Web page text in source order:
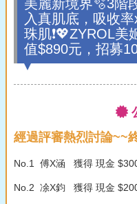
美麗新境界🫧3階
入真肌底，吸收
珠肌❗💖ZYROL
值$890元，招募
經過評審熱烈討論~~
No.1 傅X涵 獲得 現金
No.2 凃X鈞 獲得 現金